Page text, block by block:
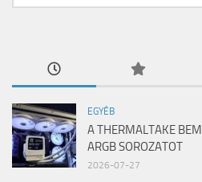
EGYÉB
A THERMALTAKE
ARGB SOROZATOT
2026-07-27